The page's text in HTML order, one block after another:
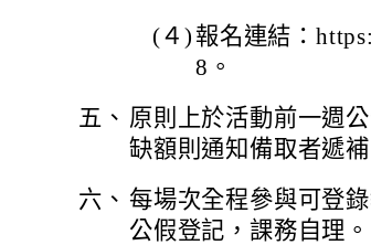
(４) 報名連結：
8。
五、 原則上於活動前一週
缺額則通知備取者遞
六、 每場次全程參與可登
公假登記，課務自理。